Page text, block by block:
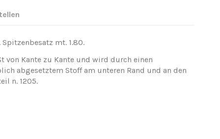
mt. 1.80.
von Kante zu Kante und wird durch einen
abgesetztem Stoff am unteren Rand und an den
n. 1205.